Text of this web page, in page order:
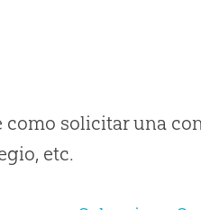
solicitar una
etc.